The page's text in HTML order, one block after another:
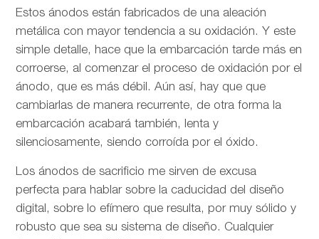
Estos ánodos están fabricados de una aleación
metálica con mayor tendencia a su oxidación. Y este
simple detalle, hace que la embarcación tarde más en
corroerse, al comenzar el proceso de oxidación por el
ánodo, que es más débil. Aún así, hay que que
cambiarlas de manera recurrente, de otra forma la
embarcación acabará también, lenta y
silenciosamente, siendo corroída por el óxido.
Los ánodos de sacrificio me sirven de excusa
perfecta para hablar sobre la caducidad del diseño
digital, sobre lo efímero que resulta, por muy sólido y
robusto que sea su sistema de diseño. Cualquier